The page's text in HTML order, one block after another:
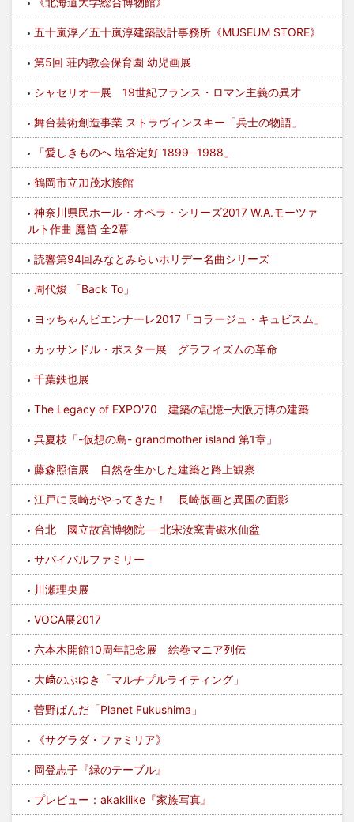
五十嵐淳／五十嵐淳建築設計事務所《MUSEUM STORE》
第5回 荘内教会保育園 幼児画展
シャセリオー展 19世紀フランス・ロマン主義の異才
舞台芸術創造事業 ストラヴィンスキー「兵士の物語」
「愛しきものへ 塩谷定好 1899─1988」
鶴岡市立加茂水族館
神奈川県民ホール・オペラ・シリーズ2017 W.A.モーツァ
ルト作曲 魔笛 全2幕
読響第94回みなとみらいホリデー名曲シリーズ
周代焌 「Back To」
ヨッちゃんビエンナーレ2017「コラージュ・キュビスム」
カッサンドル・ポスター展 グラフィズムの革命
千葉鉄也展
The Legacy of EXPO'70 建築の記憶─大阪万博の建築
呉夏枝「-仮想の島- grandmother island 第1章」
藤森照信展 自然を生かした建築と路上観察
江戸に長崎がやってきた！ 長崎版画と異国の面影
台北 國立故宮博物院──北宋汝窯青磁水仙盆
サバイバルファミリー
川瀬理央展
VOCA展2017
六本木開館10周年記念展 絵巻マニア列伝
大﨑のぶゆき「マルチプルライティング」
菅野ぱんだ「Planet Fukushima」
《サグラダ・ファミリア》
岡登志子『緑のテーブル』
プレビュー：akakilike『家族写真』